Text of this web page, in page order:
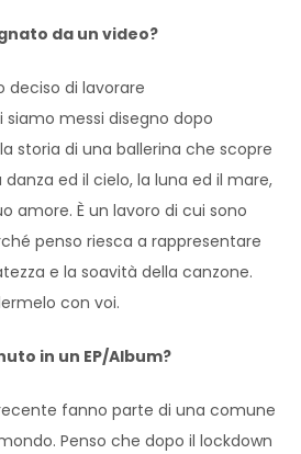
da un video?
deciso di lavorare
siamo messi disegno dopo
storia di una ballerina che scopre
ed il cielo, la luna ed il mare,
amore. È un lavoro di cui sono
penso riesca a rappresentare
e la soavità della canzone.
con voi.
in un EP/Album?
fanno parte di una comune
Penso che dopo il lockdown